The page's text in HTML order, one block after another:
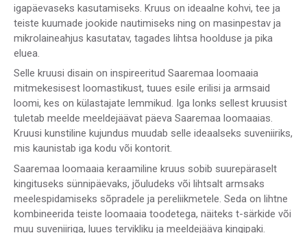
igapäevaseks kasutamiseks. Kruus on ideaalne kohvi, tee ja
teiste kuumade jookide nautimiseks ning on masinpestav ja
mikrolaineahjus kasutatav, tagades lihtsa hoolduse ja pika
eluea.
Selle kruusi disain on inspireeritud Saaremaa loomaaia
mitmekesisest loomastikust, tuues esile erilisi ja armsaid
loomi, kes on külastajate lemmikud. Iga lonks sellest kruusist
tuletab meelde meeldejäävat päeva Saaremaa loomaaias.
Kruusi kunstiline kujundus muudab selle ideaalseks suveniiriks,
mis kaunistab iga kodu või kontorit.
Saaremaa loomaaia keraamiline kruus sobib suurepäraselt
kingituseks sünnipäevaks, jõuludeks või lihtsalt armsaks
meelespidamiseks sõpradele ja pereliikmetele. Seda on lihtne
kombineerida teiste loomaaia toodetega, näiteks t-särkide või
muu suveniiriga, luues tervikliku ja meeldejääva kingipaki.